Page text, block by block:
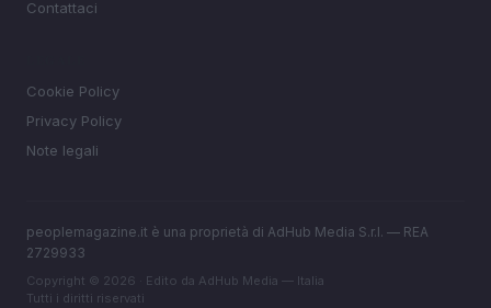
Contattaci
Cookie Policy
Privacy Policy
Note legali
peoplemagazine.it è una proprietà di AdHub Media S.r.l. — REA
2729933
Copyright © 2026 · Edito da AdHub Media — Italia
Tutti i diritti riservati